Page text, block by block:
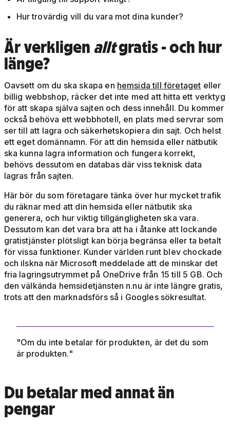
Hur trovärdig vill du vara mot dina kunder?
Är verkligen alltgratis - och hur
länge?
Oavsett om du ska skapa en hemsida till företaget eller
billig webbshop, räcker det inte med att hitta ett verktyg
för att skapa själva sajten och dess innehåll. Du kommer
också behöva ett webbhotell, en plats med servrar som
ser till att lagra och säkerhetskopiera din sajt. Och helst
ett eget domännamn. För att din hemsida eller nätbutik
ska kunna lagra information och fungera korrekt,
behövs dessutom en databas där viss teknisk data
lagras från sajten.
Här bör du som företagare tänka över hur mycket trafik
du räknar med att din hemsida eller nätbutik ska
generera, och hur viktig tillgängligheten ska vara.
Dessutom kan det vara bra att ha i åtanke att lockande
gratistjänster plötsligt kan börja begränsa eller ta betalt
för vissa funktioner. Kunder världen runt blev chockade
och ilskna när Microsoft meddelade att de minskar det
fria lagringsutrymmet på OneDrive från 15 till 5 GB. Och
den välkända hemsidetjänsten n.nu är inte längre gratis,
trots att den marknadsförs så i Googles sökresultat.
"Om du inte betalar för produkten, är det du som
är produkten."
Du betalar med annat än
pengar